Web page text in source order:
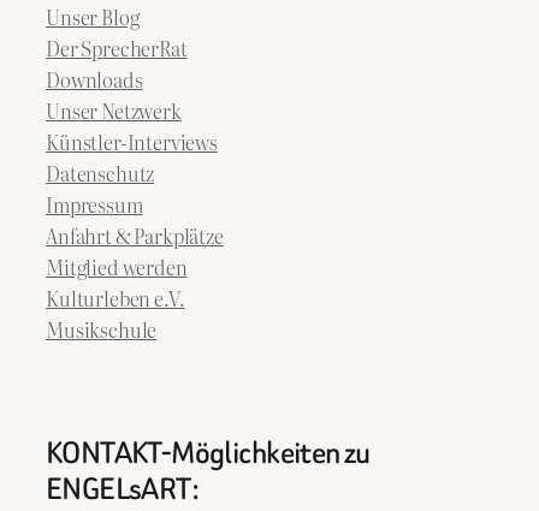
Unser Blog
Der SprecherRat
Downloads
Unser Netzwerk
Künstler-Interviews
Datenschutz
Impressum
Anfahrt & Parkplätze
Mitglied werden
Kulturleben e.V.
Musikschule
KONTAKT-Möglichkeiten zu
ENGELsART: